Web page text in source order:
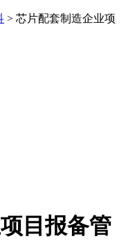
> 芯片配套制造企业项
目报备管